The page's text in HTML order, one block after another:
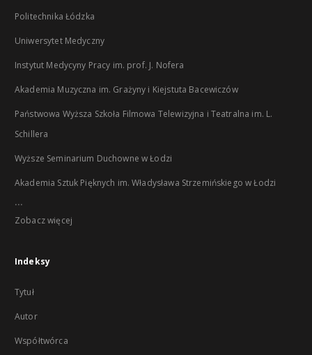
Politechnika Łódzka
Uniwersytet Medyczny
Instytut Medycyny Pracy im. prof. J. Nofera
Akademia Muzyczna im. Grażyny i Kiejstuta Bacewiczów
Państwowa Wyższa Szkoła Filmowa Telewizyjna i Teatralna im. L.
Schillera
Wyższe Seminarium Duchowne w Łodzi
Akademia Sztuk Pięknych im. Władysława Strzemińskiego w Łodzi
...
Zobacz więcej
Indeksy
Tytuł
Autor
Współtwórca